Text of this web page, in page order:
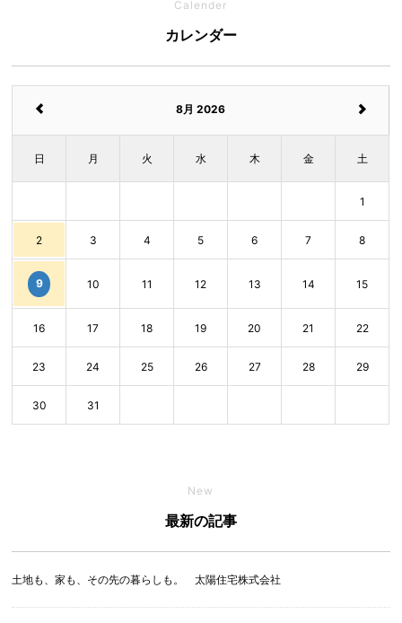
Calender
カレンダー
8月 2026
日 月 火 水 木 金 土
1
2 3 4 5 6 7 8
9 10 11 12 13 14 15
16 17 18 19 20 21 22
23 24 25 26 27 28 29
30 31
New
最新の記事
土地も、家も、その先の暮らしも。 太陽住宅株式会社